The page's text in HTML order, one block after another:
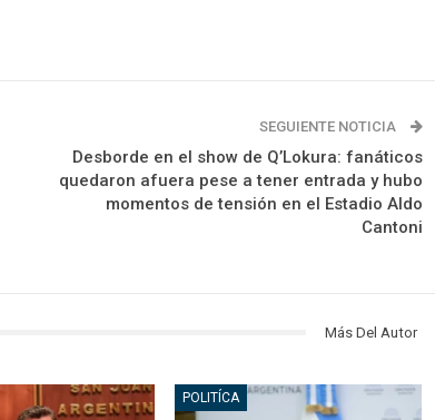
SEGUIENTE NOTICIA
Desborde en el show de Q’Lokura: fanáticos
quedaron afuera pese a tener entrada y hubo
momentos de tensión en el Estadio Aldo
Cantoni
Más Del Autor
POLITÍCA